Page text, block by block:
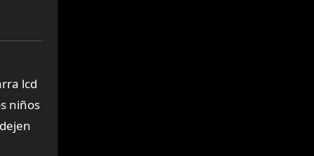
lcd
niños